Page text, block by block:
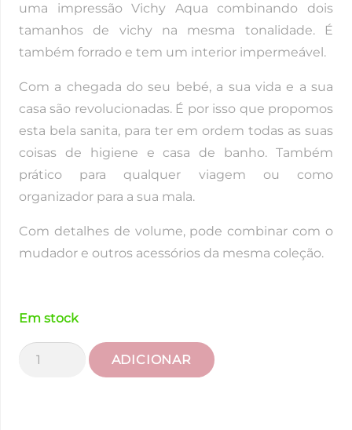
uma impressão Vichy Aqua combinando dois
tamanhos de vichy na mesma tonalidade. É
também forrado e tem um interior impermeável.
Com a chegada do seu bebé, a sua vida e a sua
casa são revolucionadas. É por isso que propomos
esta bela sanita, para ter em ordem todas as suas
coisas de higiene e casa de banho. Também
prático para qualquer viagem ou como
organizador para a sua mala.
Com detalhes de volume, pode combinar com o
mudador e outros acessórios da mesma coleção.
Em stock
Quantidade
ADICIONAR